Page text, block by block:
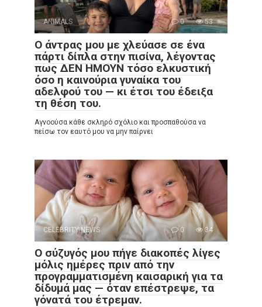
ANIMALS 0 53
Ο άντρας μου με χλεύασε σε ένα
πάρτι δίπλα στην πισίνα, λέγοντας
πως ΔΕΝ ΗΜΟΥΝ τόσο ελκυστική
όσο η καινούρια γυναίκα του
αδελφού του — κι έτσι του έδειξα
τη θέση του.
Αγνοούσα κάθε σκληρό σχόλιο και προσπαθούσα να
πείσω τον εαυτό μου να μην παίρνει
CELEBRITY NEWS 0 34
Ο σύζυγός μου πήγε διακοπές λίγες
μόλις ημέρες πριν από την
προγραμματισμένη καισαρική για τα
δίδυμά μας — όταν επέστρεψε, τα
γόνατά του έτρεμαν.